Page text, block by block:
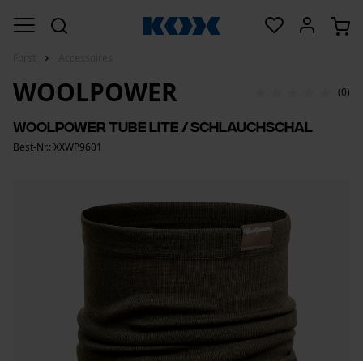
WOOLPOWER (0)
Woolpower Tube Lite / Schlauchschal
Best-Nr.: XXWP9601